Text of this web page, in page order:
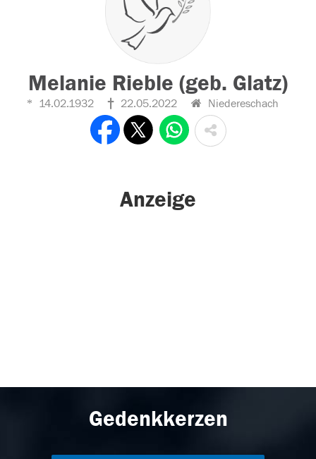
Melanie Rieble (geb. Glatz)
14.02.1932 22.05.2022 Niedereschach
Anzeige
Gedenkkerzen